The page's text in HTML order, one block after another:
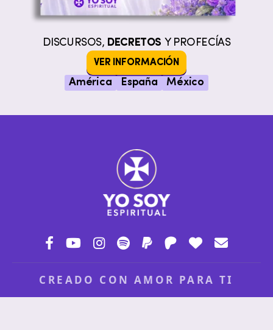
DISCURSOS, DECRETOS Y PROFECÍAS
VER INFORMACIÓN
América España México
CREADO CON AMOR PARA TI